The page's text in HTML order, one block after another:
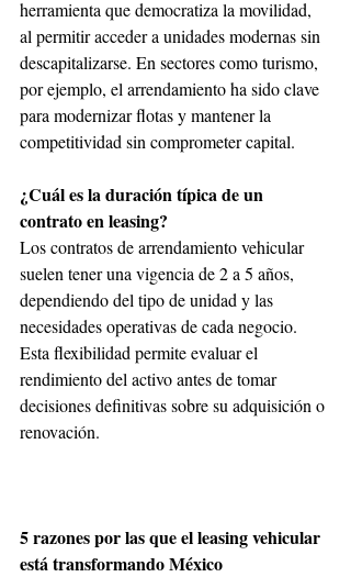
herramienta que democratiza la movilidad,
al permitir acceder a unidades modernas sin
descapitalizarse. En sectores como turismo,
por ejemplo, el arrendamiento ha sido clave
para modernizar flotas y mantener la
competitividad sin comprometer capital.
¿Cuál es la duración típica de un
contrato en leasing?
Los contratos de arrendamiento vehicular
suelen tener una vigencia de 2 a 5 años,
dependiendo del tipo de unidad y las
necesidades operativas de cada negocio.
Esta flexibilidad permite evaluar el
rendimiento del activo antes de tomar
decisiones definitivas sobre su adquisición o
renovación.
5 razones por las que el leasing vehicular
está transformando México